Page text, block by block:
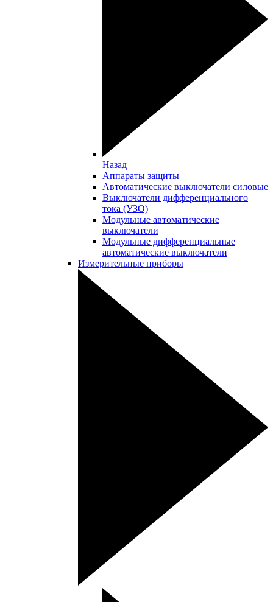
Назад
Аппараты защиты
Автоматические выключатели силовые
Выключатели дифференциального
тока (УЗО)
Модульные автоматические
выключатели
Модульные дифференциальные
автоматические выключатели
Измерительные приборы